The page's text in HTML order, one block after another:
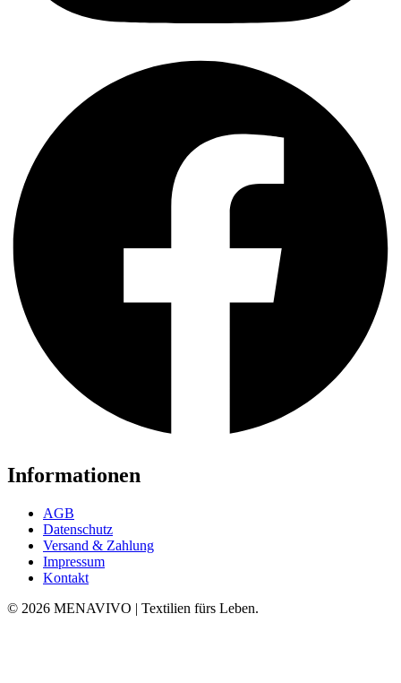
Informationen
AGB
Datenschutz
Versand & Zahlung
Impressum
Kontakt
© 2026 MENAVIVO | Textilien fürs Leben.